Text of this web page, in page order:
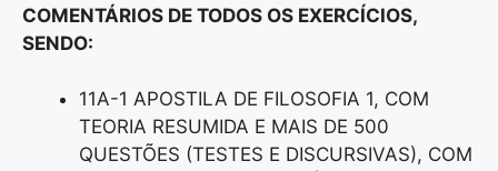
COMENTÁRIOS DE TODOS OS EXERCÍCIOS,
SENDO:
11A-1 APOSTILA DE FILOSOFIA 1, COM
TEORIA RESUMIDA E MAIS DE 500
QUESTÕES (TESTES E DISCURSIVAS), COM